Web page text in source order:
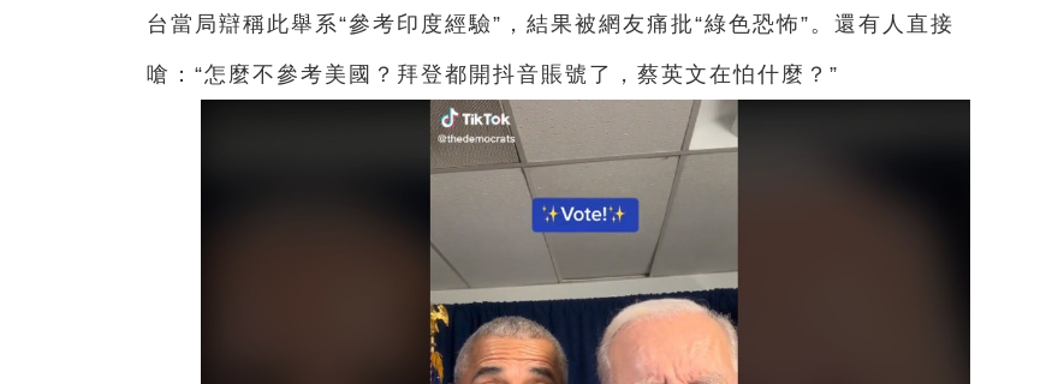
台當局辯稱此舉系“參考印度經驗”，結果被網友痛批“綠色恐怖”。還有人直接
嗆：“怎麼不參考美國？拜登都開抖音賬號了，蔡英文在怕什麼？”